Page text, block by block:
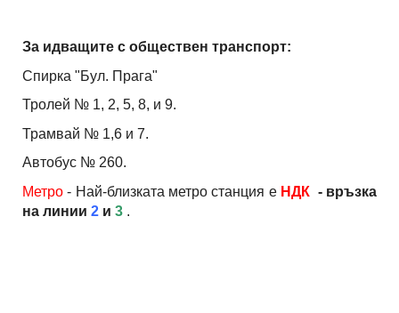
За идващите с обществен транспорт:
Спирка "Бул. Прага"
Тролей № 1, 2, 5, 8, и 9.
Трамвай № 1,6 и 7.
Автобус № 260.
Метро - Най-близката метро станция е НДК - връзка
на линии 2 и 3 .